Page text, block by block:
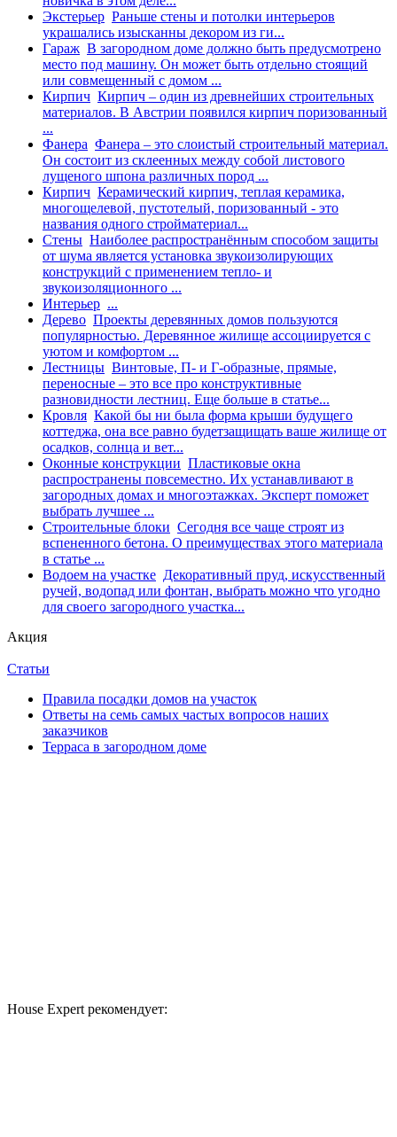
Экстерьер Раньше стены и потолки интерьеров
украшались изысканны декором из ги...
Гараж В загородном доме должно быть предусмотрено
место под машину. Он может быть отдельно стоящий
или совмещенный с домом ...
Кирпич Кирпич – один из древнейших строительных
материалов. В Австрии появился кирпич поризованный
...
Фанера Фанера – это слоистый строительный материал.
Он состоит из склеенных между собой листового
лущеного шпона различных пород ...
Кирпич Керамический кирпич, теплая керамика,
многощелевой, пустотелый, поризованный - это
названия одного стройматериал...
Стены Наиболее распространённым способом защиты
от шума является установка звукоизолирующих
конструкций с применением тепло- и
звукоизоляционного ...
Интерьер ...
Дерево Проекты деревянных домов пользуются
популярностью. Деревянное жилище ассоциируется с
уютом и комфортом ...
Лестницы Винтовые, П- и Г-образные, прямые,
переносные – это все про конструктивные
разновидности лестниц. Еще больше в статье...
Кровля Какой бы ни была форма крыши будущего
коттеджа, она все равно будетзащищать ваше жилище от
осадков, солнца и вет...
Оконные конструкции Пластиковые окна
распространены повсеместно. Их устанавливают в
загородных домах и многоэтажках. Эксперт поможет
выбрать лучшее ...
Строительные блоки Сегодня все чаще строят из
вспененного бетона. О преимуществах этого материала
в статье ...
Водоем на участке Декоративный пруд, искусственный
ручей, водопад или фонтан, выбрать можно что угодно
для своего загородного участка...
Акция
Статьи
Правила посадки домов на участок
Ответы на семь самых частых вопросов наших
заказчиков
Терраса в загородном доме
House Expert рекомендует: